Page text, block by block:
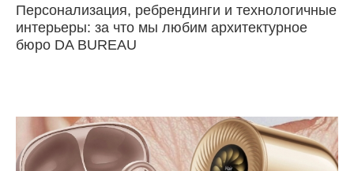
Персонализация, ребрендинги и технологичные
интерьеры: за что мы любим архитектурное
бюро DA BUREAU